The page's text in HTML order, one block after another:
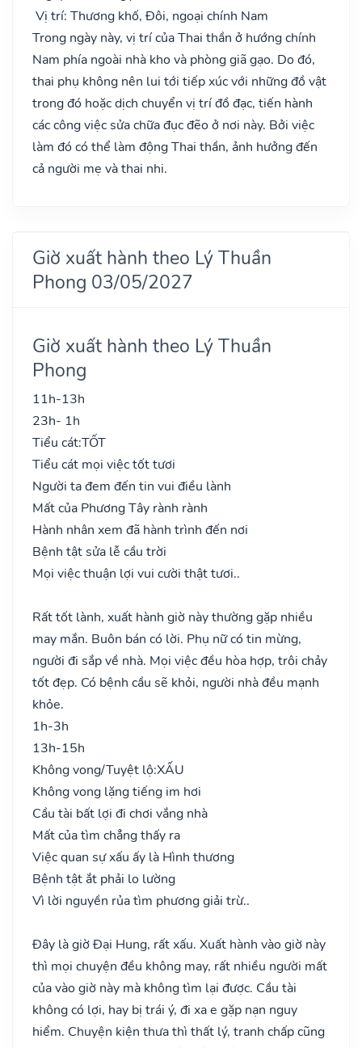
Vị trí: Thương khố, Đôi, ngoại chính Nam
Trong ngày này, vị trí của Thai thần ở hướng chính
Nam phía ngoài nhà kho và phòng giã gạo. Do đó,
thai phụ không nên lui tới tiếp xúc với những đồ vật
trong đó hoặc dịch chuyển vị trí đồ đạc, tiến hành
các công việc sửa chữa đục đẽo ở nơi này. Bởi việc
làm đó có thể làm động Thai thần, ảnh hưởng đến
cả người mẹ và thai nhi.
Giờ xuất hành theo Lý Thuần
Phong 03/05/2027
Giờ xuất hành theo Lý Thuần
Phong
11h-13h
23h- 1h
Tiểu cát:TỐT
Tiểu cát mọi việc tốt tươi
Người ta đem đến tin vui điều lành
Mất của Phương Tây rành rành
Hành nhân xem đã hành trình đến nơi
Bệnh tật sửa lễ cầu trời
Mọi việc thuận lợi vui cười thật tươi..
Rất tốt lành, xuất hành giờ này thường gặp nhiều
may mắn. Buôn bán có lời. Phụ nữ có tin mừng,
người đi sắp về nhà. Mọi việc đều hòa hợp, trôi chảy
tốt đẹp. Có bệnh cầu sẽ khỏi, người nhà đều mạnh
khỏe.
1h-3h
13h-15h
Không vong/Tuyệt lộ:XẤU
Không vong lặng tiếng im hơi
Cầu tài bất lợi đi chơi vắng nhà
Mất của tìm chẳng thấy ra
Việc quan sự xấu ấy là Hình thương
Bệnh tật ắt phải lo lường
Vì lời nguyền rủa tìm phương giải trừ..
Đây là giờ Đại Hung, rất xấu. Xuất hành vào giờ này
thì mọi chuyện đều không may, rất nhiều người mất
của vào giờ này mà không tìm lại được. Cầu tài
không có lợi, hay bị trái ý, đi xa e gặp nạn nguy
hiểm. Chuyện kiện thưa thì thất lý, tranh chấp cũng